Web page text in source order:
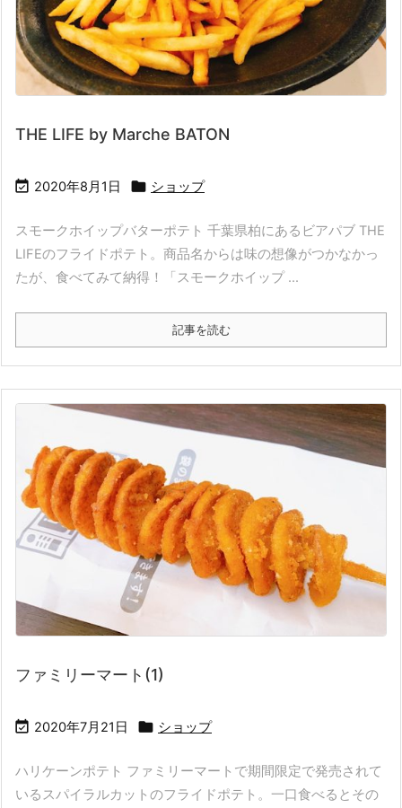
THE LIFE by Marche BATON
 2020年8月1日  ショップ
スモークホイップバターポテト 千葉県柏にあるビアパブ THE
LIFEのフライドポテト。商品名からは味の想像がつかなかっ
たが、食べてみて納得！「スモークホイップ ...
記事を読む
ファミリーマート(1)
 2020年7月21日  ショップ
ハリケーンポテト ファミリーマートで期間限定で発売されて
いるスパイラルカットのフライドポテト。一口食べるとその